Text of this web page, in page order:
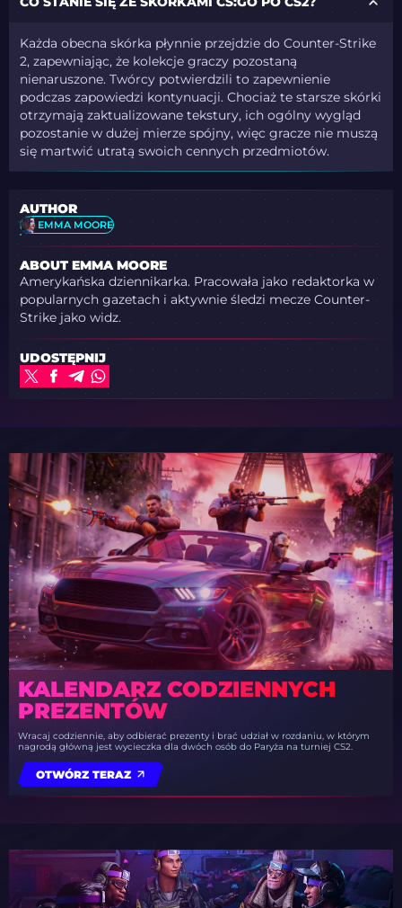
Każda obecna skórka płynnie przejdzie do Counter-Strike
2, zapewniając, że kolekcje graczy pozostaną
nienaruszone. Twórcy potwierdzili to zapewnienie
podczas zapowiedzi kontynuacji. Chociaż te starsze skórki
otrzymają zaktualizowane tekstury, ich ogólny wygląd
pozostanie w dużej mierze spójny, więc gracze nie muszą
się martwić utratą swoich cennych przedmiotów.
AUTHOR
EMMA MOORE
ABOUT EMMA MOORE
Amerykańska dziennikarka. Pracowała jako redaktorka w
popularnych gazetach i aktywnie śledzi mecze Counter-
Strike jako widz.
UDOSTĘPNIJ
KALENDARZ CODZIENNYCH
PREZENTÓW
Wracaj codziennie, aby odbierać prezenty i brać udział w rozdaniu, w którym
nagrodą główną jest wycieczka dla dwóch osób do Paryża na turniej CS2.
OTWÓRZ TERAZ